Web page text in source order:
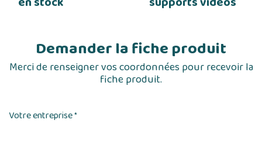
Demander la fiche produit
Merci de renseigner vos coordonnées pour recevoir la
fiche produit.
Votre entreprise*